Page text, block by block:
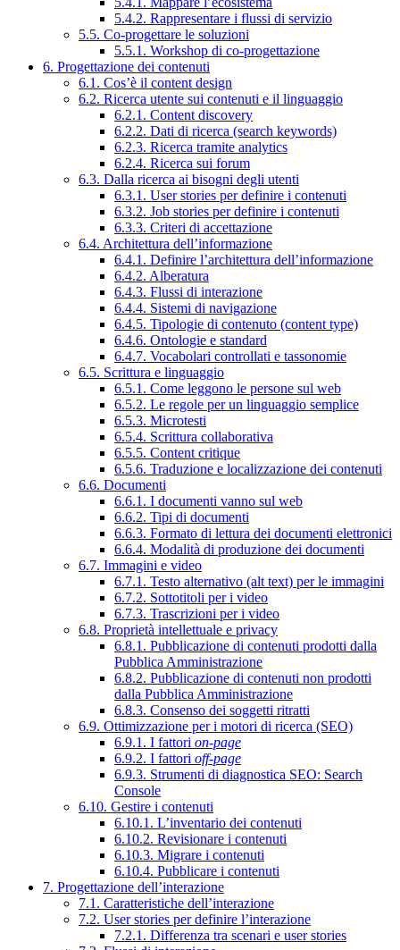
5.4.2. Rappresentare i flussi di servizio
5.5. Co-progettare le soluzioni
5.5.1. Workshop di co-progettazione
6. Progettazione dei contenuti
6.1. Cos’è il content design
6.2. Ricerca utente sui contenuti e il linguaggio
6.2.1. Content discovery
6.2.2. Dati di ricerca (search keywords)
6.2.3. Ricerca tramite analytics
6.2.4. Ricerca sui forum
6.3. Dalla ricerca ai bisogni degli utenti
6.3.1. User stories per definire i contenuti
6.3.2. Job stories per definire i contenuti
6.3.3. Criteri di accettazione
6.4. Architettura dell’informazione
6.4.1. Definire l’architettura dell’informazione
6.4.2. Alberatura
6.4.3. Flussi di interazione
6.4.4. Sistemi di navigazione
6.4.5. Tipologie di contenuto (content type)
6.4.6. Ontologie e standard
6.4.7. Vocabolari controllati e tassonomie
6.5. Scrittura e linguaggio
6.5.1. Come leggono le persone sul web
6.5.2. Le regole per un linguaggio semplice
6.5.3. Microtesti
6.5.4. Scrittura collaborativa
6.5.5. Content critique
6.5.6. Traduzione e localizzazione dei contenuti
6.6. Documenti
6.6.1. I documenti vanno sul web
6.6.2. Tipi di documenti
6.6.3. Formato di lettura dei documenti elettronici
6.6.4. Modalità di produzione dei documenti
6.7. Immagini e video
6.7.1. Testo alternativo (alt text) per le immagini
6.7.2. Sottotitoli per i video
6.7.3. Trascrizioni per i video
6.8. Proprietà intellettuale e privacy
6.8.1. Pubblicazione di contenuti prodotti dalla
Pubblica Amministrazione
6.8.2. Pubblicazione di contenuti non prodotti
dalla Pubblica Amministrazione
6.8.3. Consenso dei soggetti ritratti
6.9. Ottimizzazione per i motori di ricerca (SEO)
6.9.1. I fattori on-page
6.9.2. I fattori off-page
6.9.3. Strumenti di diagnostica SEO: Search
Console
6.10. Gestire i contenuti
6.10.1. L’inventario dei contenuti
6.10.2. Revisionare i contenuti
6.10.3. Migrare i contenuti
6.10.4. Pubblicare i contenuti
7. Progettazione dell’interazione
7.1. Caratteristiche dell’interazione
7.2. User stories per definire l’interazione
7.2.1. Differenza tra scenari e user stories